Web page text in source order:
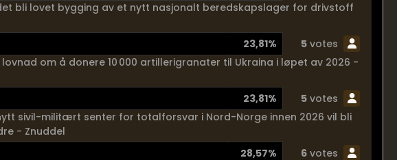
bli lovet bygging av et nytt nasjonalt beredskapslager for drivstoff
23,81%
5 votes
om å donere 10 000 artillerigranater til Ukraina i løpet av 2026 -
23,81%
5 votes
sivil-militært senter for totalforsvar i Nord-Norge innen 2026 vil bli
- Znuddel
28,57%
6 votes